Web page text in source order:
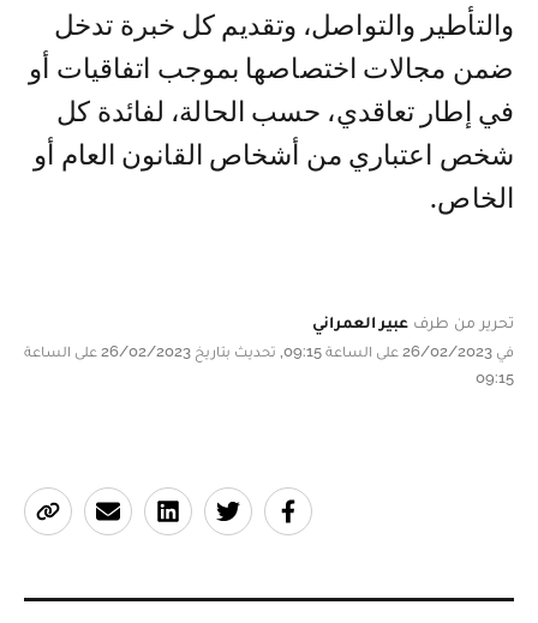
والتأطير والتواصل، وتقديم كل خبرة تدخل
ضمن مجالات اختصاصها بموجب اتفاقيات أو
في إطار تعاقدي، حسب الحالة، لفائدة كل
شخص اعتباري من أشخاص القانون العام أو
الخاص.
تحرير من طرف عبير العمراني
في 26/02/2023 على الساعة 09:15, تحديث بتاريخ 26/02/2023 على الساعة
09:15